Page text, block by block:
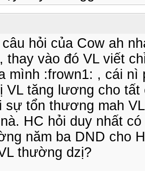
hỏi của Cow ah
thay vào đó VL viết
mình :frown1: , cái
VL tăng lương cho
sự tổn thương mah
HC hỏi duy nhất
năm ba DND cho
thường dzị?